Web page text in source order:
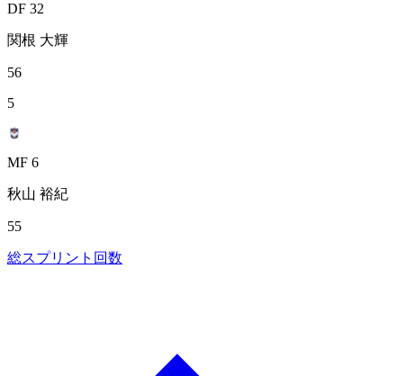
DF 32
関根 大輝
56
5
MF 6
秋山 裕紀
55
総スプリント回数